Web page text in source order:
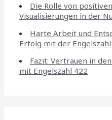
Die Rolle von
Visualisierungen in der
Harte Arbeit und
Erfolg mit der
Fazit: Vertrauen in
mit Engelszahl 422